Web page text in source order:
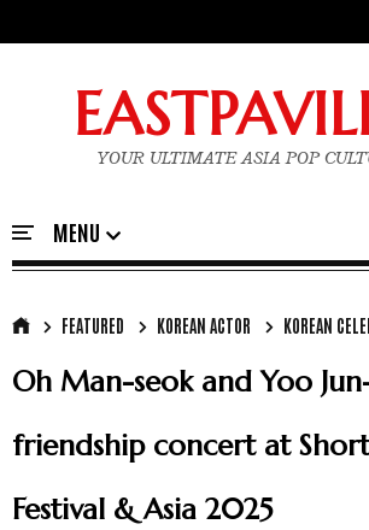
YOUR ULTIMATE ASIA POP
FEATURED KOREAN ACTOR KOREAN
Oh Man-seok and Yoo
friendship concert at
Festival & Asia 2025